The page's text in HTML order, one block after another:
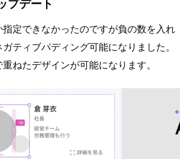
定できなかったのですが負の数を入れ
ティブパディング可能になりました。
ねたデザインが可能になります。